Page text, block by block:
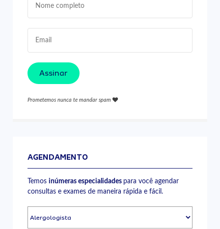
Assinar
Prometemos nunca te mandar spam
AGENDAMENTO
Temosinúmeras especialidades para você agendar
consultas e exames de maneira rápida e fácil.